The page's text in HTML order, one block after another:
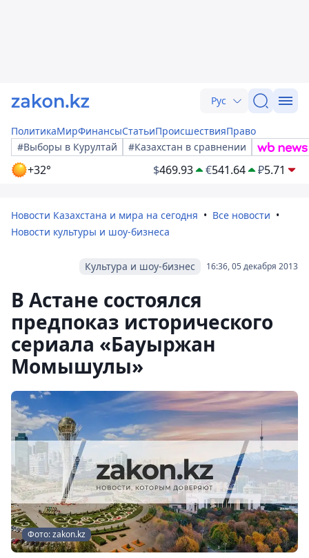
Рус
ПолитикаМирФинансыСтатьиПроисшествияПраво
#Выборы в Курултай
#Казахстан в сравнении
+32° $469.93 €541.64 ₽5.71
Новости Казахстана и мира на сегодня
Все новости
Новости культуры и шоу-бизнеса
16:36, 05 декабря 2013
Культура и шоу-бизнес
В Астане состоялся
предпоказ исторического
сериала «Бауыржан
Момышулы»
Фото: zakon.kz